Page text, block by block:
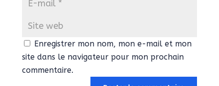
Enregistrer mon nom, mon e-mail et mon
site dans le navigateur pour mon prochain
commentaire.